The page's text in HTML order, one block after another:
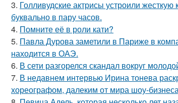
3. Голливудские актрисы устроили
буквально в пару часов.
4. Помните её в роли кати?
5. Павла Дурова заметили в Париже в
находится в ОАЭ.
6. В сети разгорелся скандал вокруг
7. В недавнем интервью Ирина тонева
хореографом, далеким от мира шоу-